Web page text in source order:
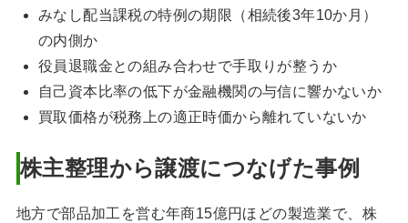
みなし配当課税の特例の期限（相続後3年10か月）
の内側か
役員退職金との組み合わせで手取りが整うか
自己資本比率の低下が金融機関の与信に響かないか
買取価格が税務上の適正時価から離れていないか
株主整理から譲渡につなげた事例
地方で部品加工を営む年商15億円ほどの製造業で、株